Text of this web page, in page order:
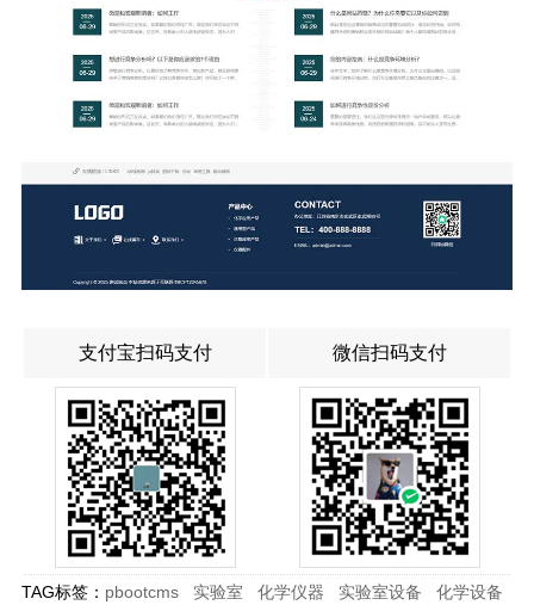
支付宝扫码支付 微信扫码支付
TAG标签： pbootcms 实验室 化学仪器 实验室设备 化学设备